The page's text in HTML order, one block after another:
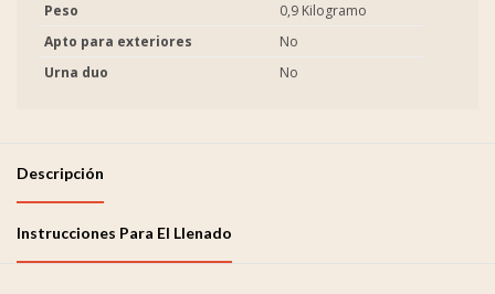
Peso
0,9 Kilogramo
Apto para exteriores
No
Urna duo
No
Descripción
Instrucciones Para El Llenado